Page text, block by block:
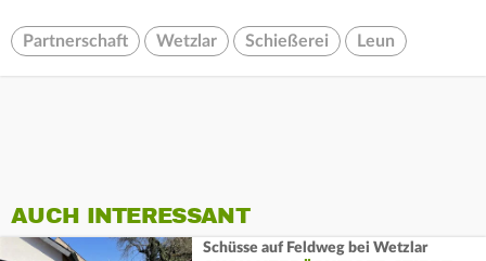
Partnerschaft Wetzlar Schießerei Leun
AUCH INTERESSANT
Schüsse auf Feldweg bei Wetzlar